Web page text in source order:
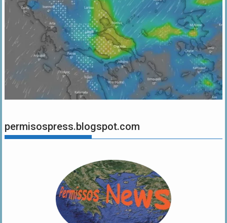
permisospress.blogspot.com